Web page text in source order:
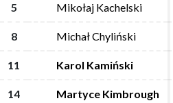
5 Mikołaj Kachelski
8 Michał Chyliński
11 Karol Kamiński
14 Martyce Kimbrough
5 Mikołaj Kachelski
8 Michał Chyliński
11 Karol Kamiński
14 Martyce Kimbrough